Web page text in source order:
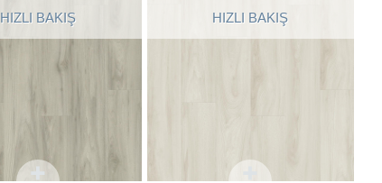
HIZLI BAKIŞ HIZLI BAKIŞ